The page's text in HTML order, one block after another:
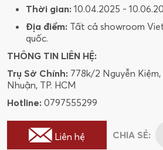
Thời gian: 10.04.2025 -
Địa điểm: Tất cả showroom
quốc.
THÔNG TIN LIÊN HỆ:
Trụ Sở Chính: 778k/2 Nguyễn
Nhuận, TP. HCM
Hotline: 0797555299
Liên hệ CHIA SẺ: